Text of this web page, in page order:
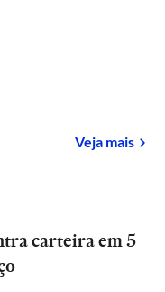
Veja mais
carteira em 5